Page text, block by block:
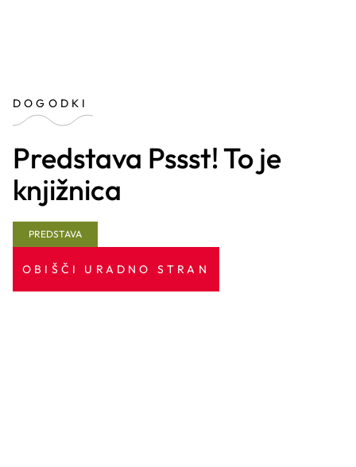
DOGODKI
Predstava Pssst! To je
knjižnica
PREDSTAVA
OBIŠČI URADNO STRAN